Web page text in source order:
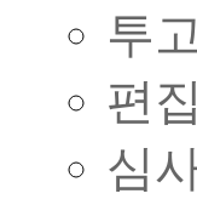
투
편
심